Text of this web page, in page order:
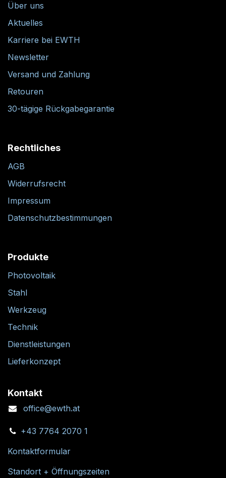
Über uns
Aktuelles
Karriere bei EWTH
Newsletter
Versand und Zahlung
Retouren
30-tägige Rückgabegarantie
Rechtliches
AGB
Widerrufsrecht
Impressum
Datenschutzbestimmungen
Produkte
Photovoltaik
Stahl
Werkzeug
Technik
Dienstleistungen
Lieferkonzept
Kontakt
office@ewth.at
+43 7764 2070 1
Kontaktformular
Standort + Öffnungszeiten